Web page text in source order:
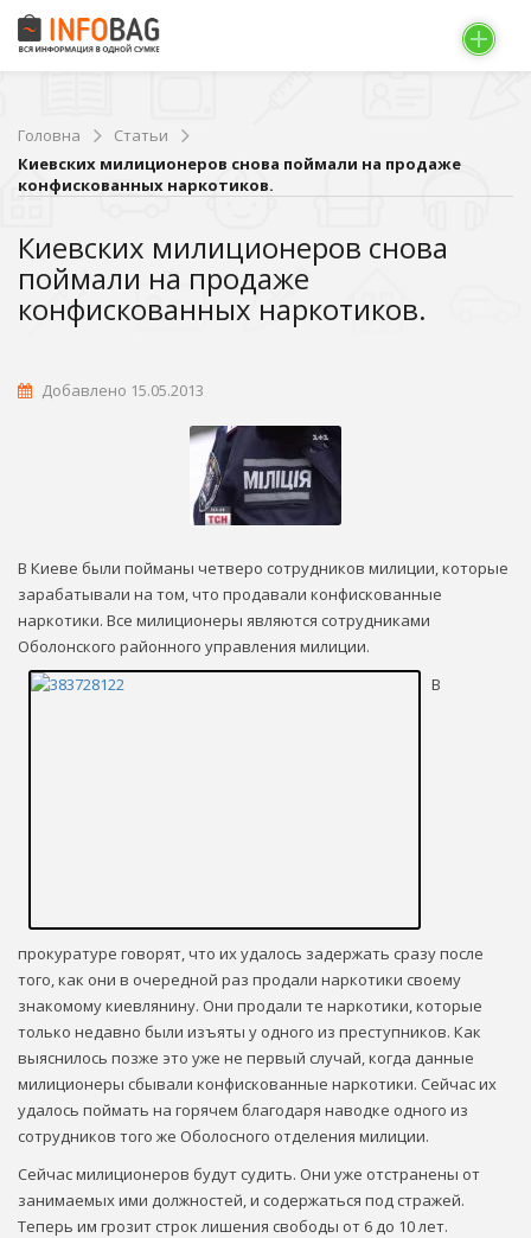
Головна
Статьи
Киевских милиционеров снова поймали на продаже
конфискованных наркотиков.
Киевских милиционеров снова
поймали на продаже
конфискованных наркотиков.
Добавлено 15.05.2013
В Киеве были пойманы четверо сотрудников милиции, которые
зарабатывали на том, что продавали конфискованные
наркотики. Все милиционеры являются сотрудниками
Оболонского районного управления милиции.
В
прокуратуре говорят, что их удалось задержать сразу после
того, как они в очередной раз продали наркотики своему
знакомому киевлянину. Они продали те наркотики, которые
только недавно были изъяты у одного из преступников. Как
выяснилось позже это уже не первый случай, когда данные
милиционеры сбывали конфискованные наркотики. Сейчас их
удалось поймать на горячем благодаря наводке одного из
сотрудников того же Оболосного отделения милиции.
Сейчас милиционеров будут судить. Они уже отстранены от
занимаемых ими должностей, и содержаться под стражей.
Теперь им грозит строк лишения свободы от 6 до 10 лет.